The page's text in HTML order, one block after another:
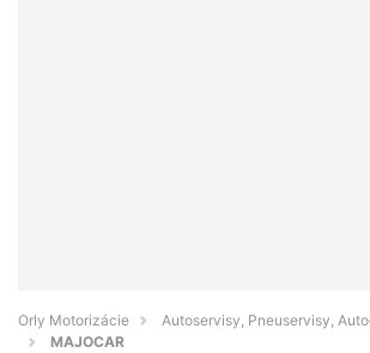
Orly Motorizácie
Autoservisy, Pneuservisy,
MAJOCAR